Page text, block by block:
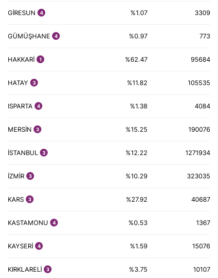
GİRESUN 4 %1.07 3309
GÜMÜŞHANE 4 %0.97 773
HAKKARİ 1 %62.47 95684
HATAY 3 %11.82 105535
ISPARTA 4 %1.38 4084
MERSİN 3 %15.25 190076
İSTANBUL 3 %12.22 1271934
İZMİR 3 %10.29 323035
KARS 3 %27.92 40687
KASTAMONU 4 %0.53 1367
KAYSERİ 4 %1.59 15076
KIRKLARELİ 3 %3.75 10107